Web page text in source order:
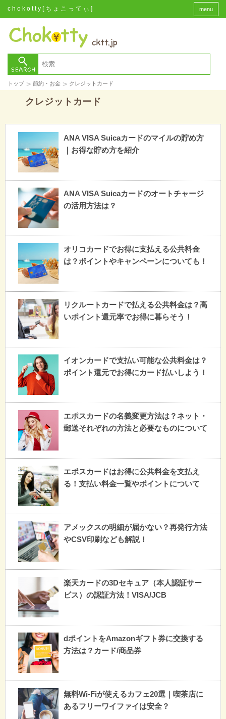
chokotty[ちょこってぃ] menu
トップ > 節約・お金 > クレジットカード
クレジットカード
ANA VISA Suicaカードのマイルの貯め方
｜お得な貯め方を紹介
ANA VISA Suicaカードのオートチャージ
の活用方法は？
オリコカードでお得に支払える公共料金
は？ポイントやキャンペーンについても！
リクルートカードで払える公共料金は？高
いポイント還元率でお得に暮らそう！
イオンカードで支払い可能な公共料金は？
ポイント還元でお得にカード払いしよう！
エポスカードの名義変更方法は？ネット・
郵送それぞれの方法と必要なものについて
エポスカードはお得に公共料金を支払え
る！支払い料金一覧やポイントについて
アメックスの明細が届かない？再発行方法
やCSV印刷なども解説！
楽天カードの3Dセキュア（本人認証サー
ビス）の認証方法！VISA/JCB
dポイントをAmazonギフト券に交換する
方法は？カード/商品券
無料Wi-Fiが使えるカフェ20選｜喫茶店に
あるフリーワイファイは安全？